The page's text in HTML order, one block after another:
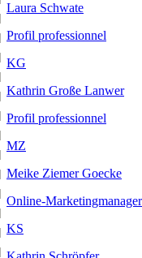
Laura Schwate
Profil professionnel
KG
Kathrin Große Lanwer
Profil professionnel
MZ
Meike Ziemer Goecke
Online-
KS